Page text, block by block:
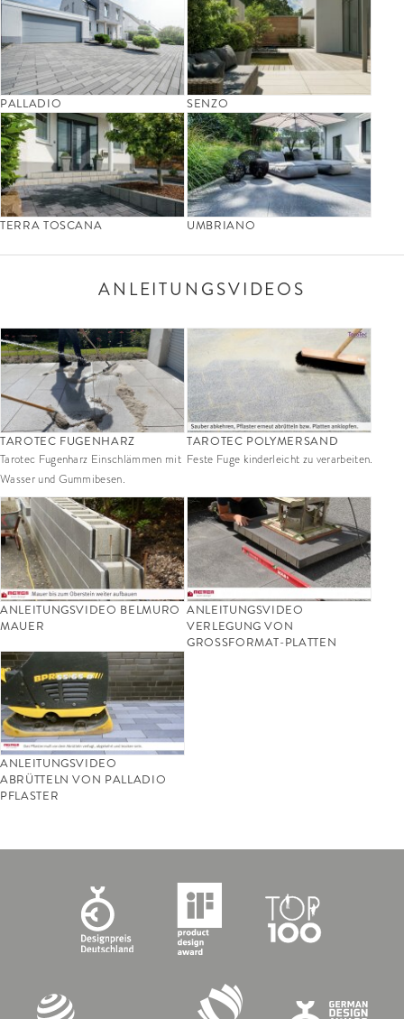
PALLADIO SENZO
TERRA TOSCANA UMBRIANO
ANLEITUNGSVIDEOS
TAROTEC FUGENHARZ
Tarotec Fugenharz Einschlämmen mit
Wasser und Gummibesen.
TAROTEC POLYMERSAND
Feste Fuge kinderleicht zu verarbeiten.
ANLEITUNGSVIDEO BELMURO
MAUER
ANLEITUNGSVIDEO
VERLEGUNG VON
GROSSFORMAT-PLATTEN
ANLEITUNGSVIDEO
ABRÜTTELN VON PALLADIO
PFLASTER